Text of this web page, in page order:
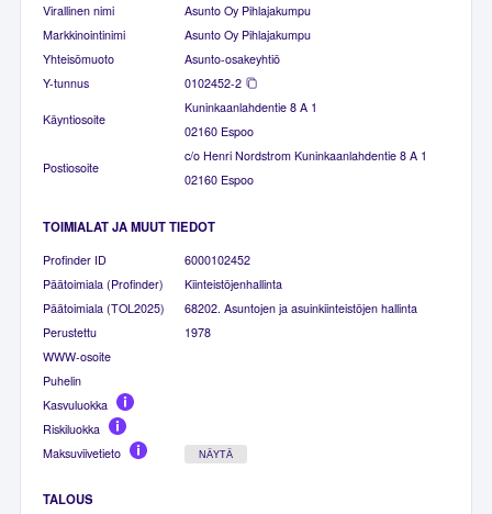
Virallinen nimi
Asunto Oy Pihlajakumpu
Markkinointinimi
Asunto Oy Pihlajakumpu
Yhteisömuoto
Asunto-osakeyhtiö
Y-tunnus
0102452-2
Käyntiosoite
Kuninkaanlahdentie 8 A 1
02160 Espoo
Postiosoite
c/o Henri Nordstrom Kuninkaanlahdentie 8 A 1
02160 Espoo
TOIMIALAT JA MUUT TIEDOT
Profinder ID
6000102452
Päätoimiala (Profinder)
Kiinteistöjenhallinta
Päätoimiala (TOL2025)
68202. Asuntojen ja asuinkiinteistöjen hallinta
Perustettu
1978
WWW-osoite
Puhelin
Kasvuluokka
Riskiluokka
Maksuviivetieto
NÄYTÄ
TALOUS